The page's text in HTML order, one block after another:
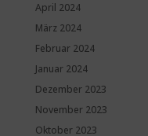
April 2024
März 2024
Februar 2024
Januar 2024
Dezember 2023
November 2023
Oktober 2023